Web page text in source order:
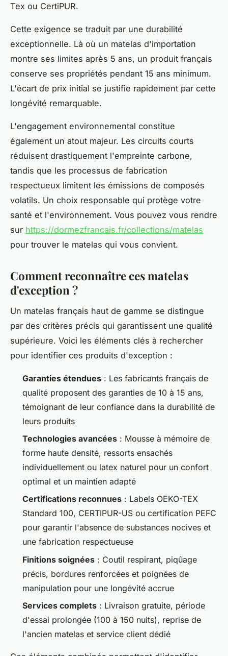
Tex ou CertiPUR.
Cette exigence se traduit par une durabilité
exceptionnelle. Là où un matelas d'importation
montre ses limites après 5 ans, un produit français
conserve ses propriétés pendant 15 ans minimum.
L'écart de prix initial se justifie rapidement par cette
longévité remarquable.
L'engagement environnemental constitue
également un atout majeur. Les circuits courts
réduisent drastiquement l'empreinte carbone,
tandis que les processus de fabrication
respectueux limitent les émissions de composés
volatils. Un choix responsable qui protège votre
santé et l'environnement. Vous pouvez vous rendre
sur https://dormezfrancais.fr/collections/matelas
pour trouver le matelas qui vous convient.
Comment reconnaître ces matelas
d'exception ?
Un matelas français haut de gamme se distingue
par des critères précis qui garantissent une qualité
supérieure. Voici les éléments clés à rechercher
pour identifier ces produits d'exception :
Garanties étendues : Les fabricants français de
qualité proposent des garanties de 10 à 15 ans,
témoignant de leur confiance dans la durabilité de
leurs produits
Technologies avancées : Mousse à mémoire de
forme haute densité, ressorts ensachés
individuellement ou latex naturel pour un confort
optimal et un maintien adapté
Certifications reconnues : Labels OEKO-TEX
Standard 100, CERTIPUR-US ou certification PEFC
pour garantir l'absence de substances nocives et
une fabrication respectueuse
Finitions soignées : Coutil respirant, piqûage
précis, bordures renforcées et poignées de
manipulation pour une longévité accrue
Services complets : Livraison gratuite, période
d'essai prolongée (100 à 150 nuits), reprise de
l'ancien matelas et service client dédié